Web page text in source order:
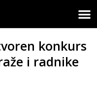
konkurs
i radnike